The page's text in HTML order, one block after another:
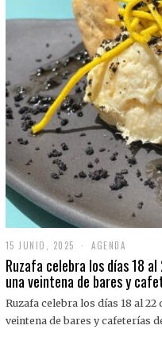
15 JUNIO, 2025
J
U
I
O
AGENDA
Ruzafa celebra los días 18
una veintena de bares y
Ruzafa celebra los días 18 al 22
veintena de bares y cafeterías